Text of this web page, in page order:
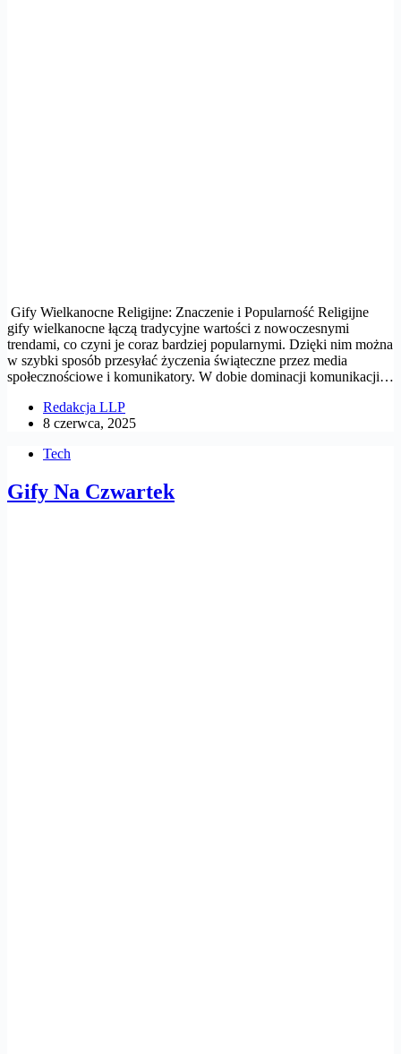
Gify Wielkanocne Religijne: Znaczenie i Popularność Religijne
gify wielkanocne łączą tradycyjne wartości z nowoczesnymi
trendami, co czyni je coraz bardziej popularnymi. Dzięki nim można
w szybki sposób przesyłać życzenia świąteczne przez media
społecznościowe i komunikatory. W dobie dominacji komunikacji…
Redakcja LLP
8 czerwca, 2025
Tech
Gify Na Czwartek